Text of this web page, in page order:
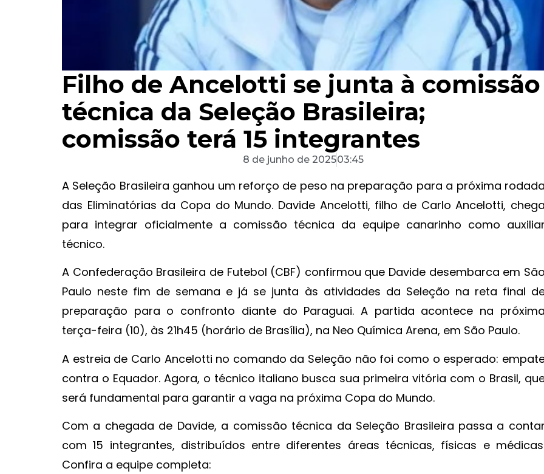
Filho de Ancelotti se junta à comissão
técnica da Seleção Brasileira;
comissão terá 15 integrantes
8 de junho de 202503:45
A Seleção Brasileira ganhou um reforço de peso na preparação para a próxima rodada
das Eliminatórias da Copa do Mundo. Davide Ancelotti, filho de Carlo Ancelotti, chega
para integrar oficialmente a comissão técnica da equipe canarinho como auxiliar
técnico.
A Confederação Brasileira de Futebol (CBF) confirmou que Davide desembarca em São
Paulo neste fim de semana e já se junta às atividades da Seleção na reta final
preparação para o confronto diante do Paraguai. A partida acontece na próxima
terça-feira (10), às 21h45 (horário de Brasília), na Neo Química Arena, em São Paulo.
A estreia de Carlo Ancelotti no comando da Seleção não foi como o esperado:
contra o Equador. Agora, o técnico italiano busca sua primeira vitória com o Brasil,
será fundamental para garantir a vaga na próxima Copa do Mundo.
Com a chegada de Davide, a comissão técnica da Seleção Brasileira passa a contar
com 15 integrantes, distribuídos entre diferentes áreas técnicas, físicas e
Confira a equipe completa: